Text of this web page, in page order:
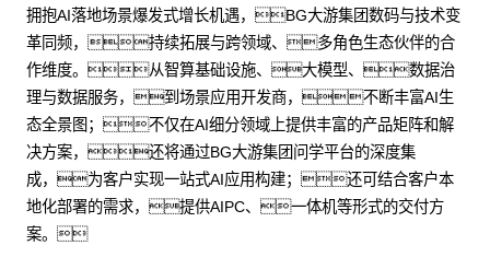
拥抱AI落地场景爆发式增长机遇，BG大游集团数码与技术变
革同频，持续拓展与跨领域、多角色生态伙伴的合
作维度。从智算基础设施、大模型、数据治
理与数据服务，到场景应用开发商，不断丰富AI生
态全景图；不仅在AI细分领域上提供丰富的产品矩阵和解
决方案，还将通过BG大游集团问学平台的深度集
成，为客户实现一站式AI应用构建；还可结合客户本
地化部署的需求，提供AIPC、一体机等形式的交付方
案。